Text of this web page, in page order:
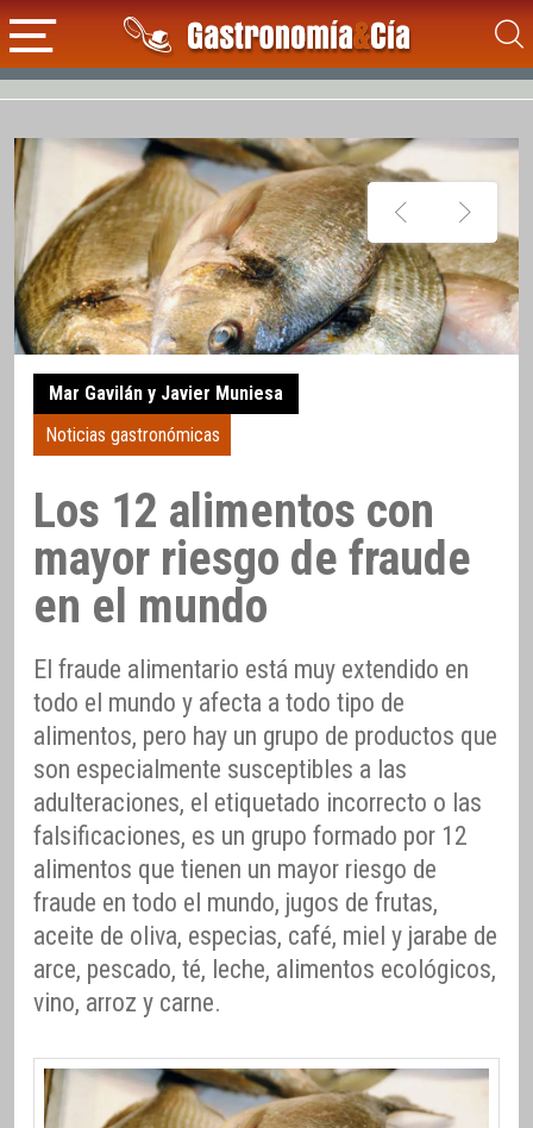
Mar Gavilán y Javier Muniesa
Noticias gastronómicas
Los 12 alimentos con
mayor riesgo de fraude
en el mundo
El fraude alimentario está muy extendido en
todo el mundo y afecta a todo tipo de
alimentos, pero hay un grupo de productos que
son especialmente susceptibles a las
adulteraciones, el etiquetado incorrecto o las
falsificaciones, es un grupo formado por 12
alimentos que tienen un mayor riesgo de
fraude en todo el mundo, jugos de frutas,
aceite de oliva, especias, café, miel y jarabe de
arce, pescado, té, leche, alimentos ecológicos,
vino, arroz y carne.